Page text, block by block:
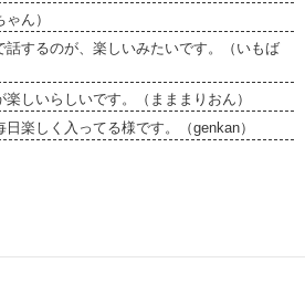
ん）
話するのが、楽しいみたいです。（いもば
しいらしいです。（まままりおん）
楽しく入ってる様です。（genkan）